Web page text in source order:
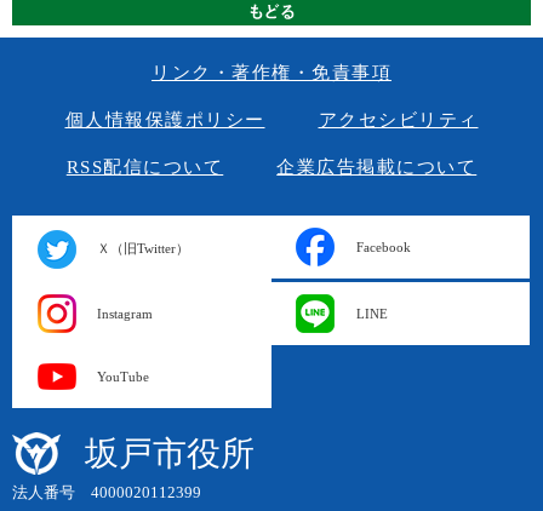
リンク・著作権・免責事項
個人情報保護ポリシー アクセシビリティ
RSS配信について 企業広告掲載について
Ｘ（旧Twitter） Facebook
Instagram LINE
YouTube
坂戸市役所
法人番号 4000020112399